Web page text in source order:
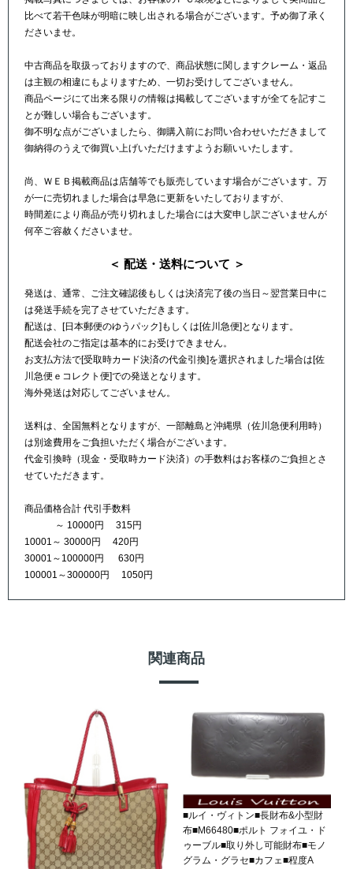
比べて若干色味が明暗に映し出される場合がございます。予め御了承く
ださいませ。
中古商品を取扱っておりますので、商品状態に関しますクレーム・返品
は主観の相違にもよりますため、一切お受けしてございません。
商品ページにて出来る限りの情報は掲載してございますが全てを記すこ
とが難しい場合もございます。
御不明な点がございましたら、御購入前にお問い合わせいただきまして
御納得のうえで御買い上げいただけますようお願いいたします。
尚、ＷＥＢ掲載商品は店舗等でも販売しています場合がございます。万
が一に売切れました場合は早急に更新をいたしておりますが、
時間差により商品が売り切れました場合には大変申し訳ございませんが
何卒ご容赦くださいませ。
＜ 配送・送料について ＞
発送は、通常、ご注文確認後もしくは決済完了後の当日～翌営業日中に
は発送手続を完了させていただきます。
配送は、[日本郵便のゆうパック]もしくは[佐川急便]となります。
配送会社のご指定は基本的にお受けできません。
お支払方法で[受取時カード決済の代金引換]を選択されました場合は[佐
川急便ｅコレクト便]での発送となります。
海外発送は対応してございません。
送料は、全国無料となりますが、一部離島と沖縄県（佐川急便利用時）
は別途費用をご負担いただく場合がございます。
代金引換時（現金・受取時カード決済）の手数料はお客様のご負担とさ
せていただきます。
商品価格合計 代引手数料
～ 10000円 315円
10001～ 30000円 420円
30001～100000円 630円
100001～300000円 1050円
関連商品
■ルイ・ヴィトン■長財布&小型財
布■M66480■ポルト フォイユ・ド
ゥーブル■取り外し可能財布■モノ
グラム・グラセ■カフェ■程度A